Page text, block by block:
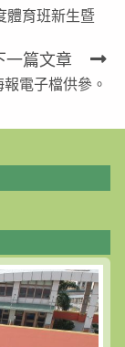
體育班新生暨
一篇文章
電子檔供參。